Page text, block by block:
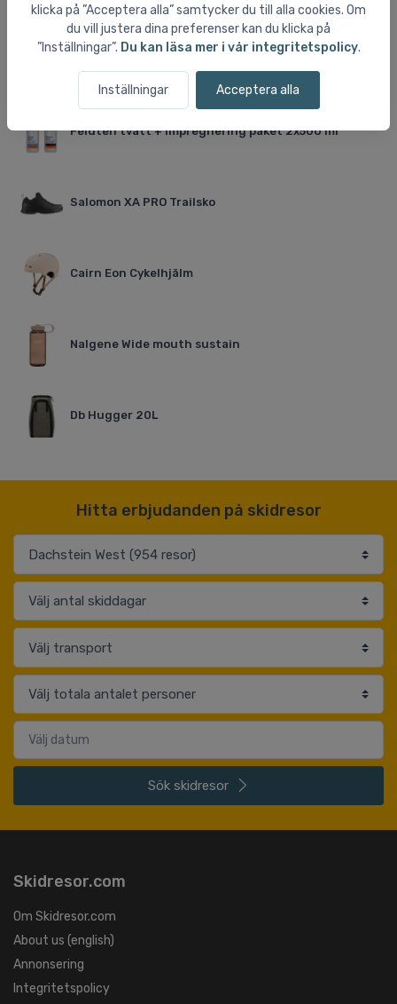
klicka på ”Acceptera alla” samtycker du till alla cookies. Om
du vill justera dina preferenser kan du klicka på
”Inställningar”. Du kan läsa mer i vår integritetspolicy.
Inställningar Acceptera alla
Aktuellt från shopen
Feldten tvätt + impregnering paket 2x500 ml
Salomon XA PRO Trailsko
Cairn Eon Cykelhjälm
Nalgene Wide mouth sustain
Db Hugger 20L
Hitta erbjudanden på skidresor
Sök skidresor
Skidresor.com
Om Skidresor.com
About us (english)
Annonsering
Integritetspolicy